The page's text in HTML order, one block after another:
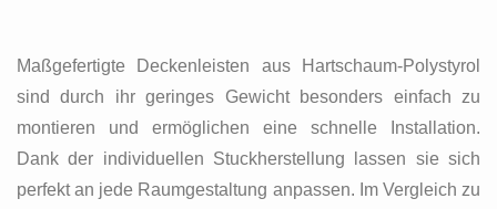
Maßgefertigte Deckenleisten aus Hartschaum-Polystyrol
sind durch ihr geringes Gewicht besonders einfach zu
montieren und ermöglichen eine schnelle Installation.
Dank der individuellen Stuckherstellung lassen sie sich
perfekt an jede Raumgestaltung anpassen. Im Vergleich zu